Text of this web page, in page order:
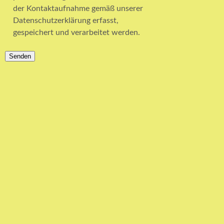
der Kontaktaufnahme gemäß unserer
Datenschutzerklärung erfasst,
gespeichert und verarbeitet werden.